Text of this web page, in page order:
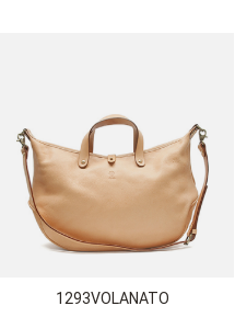
1293VOLANATO